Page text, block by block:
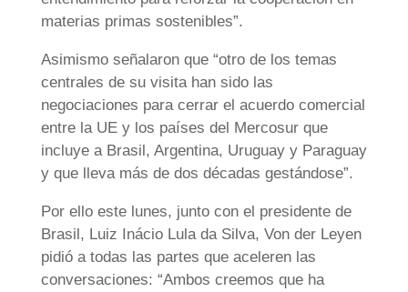
materias primas sostenibles”.
Asimismo señalaron que “otro de los temas
centrales de su visita han sido las
negociaciones para cerrar el acuerdo comercial
entre la UE y los países del Mercosur que
incluye a Brasil, Argentina, Uruguay y Paraguay
y que lleva más de dos décadas gestándose”.
Por ello este lunes, junto con el presidente de
Brasil, Luiz Inácio Lula da Silva, Von der Leyen
pidió a todas las partes que aceleren las
conversaciones: “Ambos creemos que ha